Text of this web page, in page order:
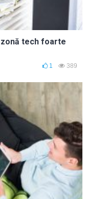
tech foarte
1 389